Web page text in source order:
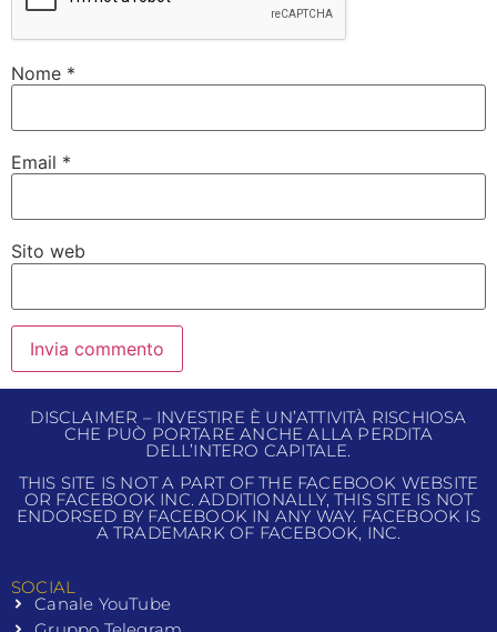
Nome *
Email *
Sito web
DISCLAIMER – INVESTIRE È UN’ATTIVITÀ RISCHIOSA
CHE PUÒ PORTARE ANCHE ALLA PERDITA
DELL’INTERO CAPITALE.
THIS SITE IS NOT A PART OF THE FACEBOOK WEBSITE
OR FACEBOOK INC. ADDITIONALLY, THIS SITE IS NOT
ENDORSED BY FACEBOOK IN ANY WAY. FACEBOOK IS
A TRADEMARK OF FACEBOOK, INC.
SOCIAL
Canale YouTube